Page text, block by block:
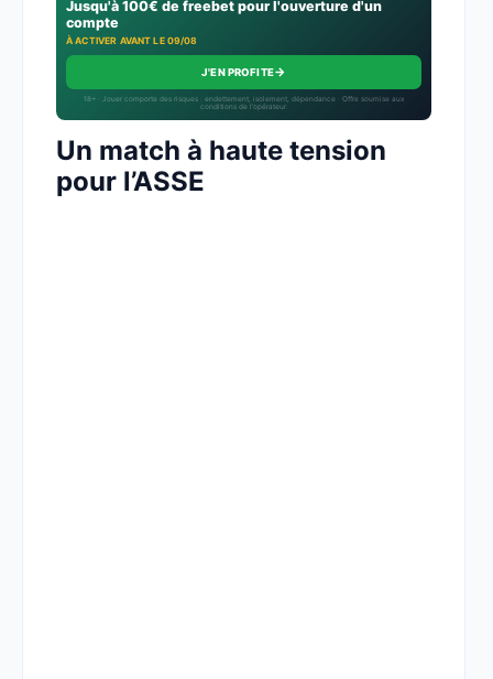
Jusqu'à 100€ de freebet pour l'ouverture d'un
compte
À ACTIVER AVANT LE 09/08
J'EN PROFITE→
18+ · Jouer comporte des risques : endettement, isolement, dépendance · Offre soumise aux
conditions de l’opérateur.
Un match à haute tension
pour l’ASSE